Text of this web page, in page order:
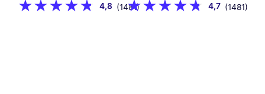
4,8 (1481) 4,7 (1481)